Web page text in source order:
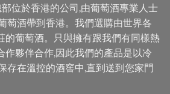
位於香港的公司,由葡萄酒專業人士
萄酒帶到香港。我們選購由世界各
的葡萄酒。只與擁有跟我們有同樣熱
作夥伴合作,因此我們的產品是以冷
存在溫控的酒窖中,直到送到您家門